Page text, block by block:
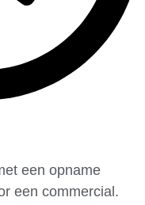
een opname
een commercial.